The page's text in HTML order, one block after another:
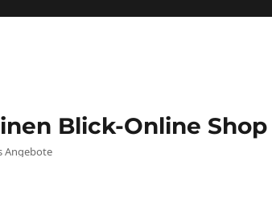
Blick-Online Shop
Angebote